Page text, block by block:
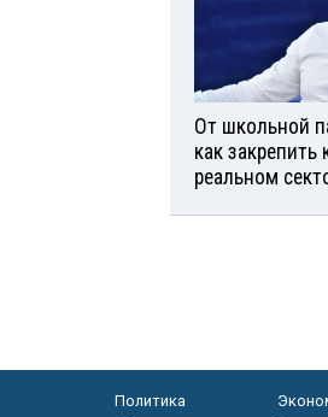
От школьной
как закрепить
реальном
Политика